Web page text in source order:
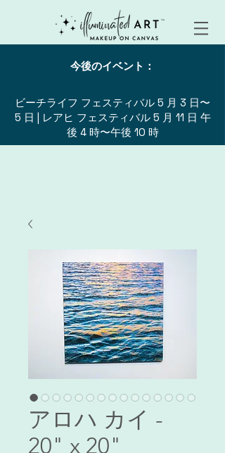
今後のイベント：
ビーチライフ フェスティバル 5 月 3 日〜
5 日 | レアヒ フェスティバル 5 月 11 日 午
後 4 時〜午後 10 時
アロハ カイ -
20" x 20"